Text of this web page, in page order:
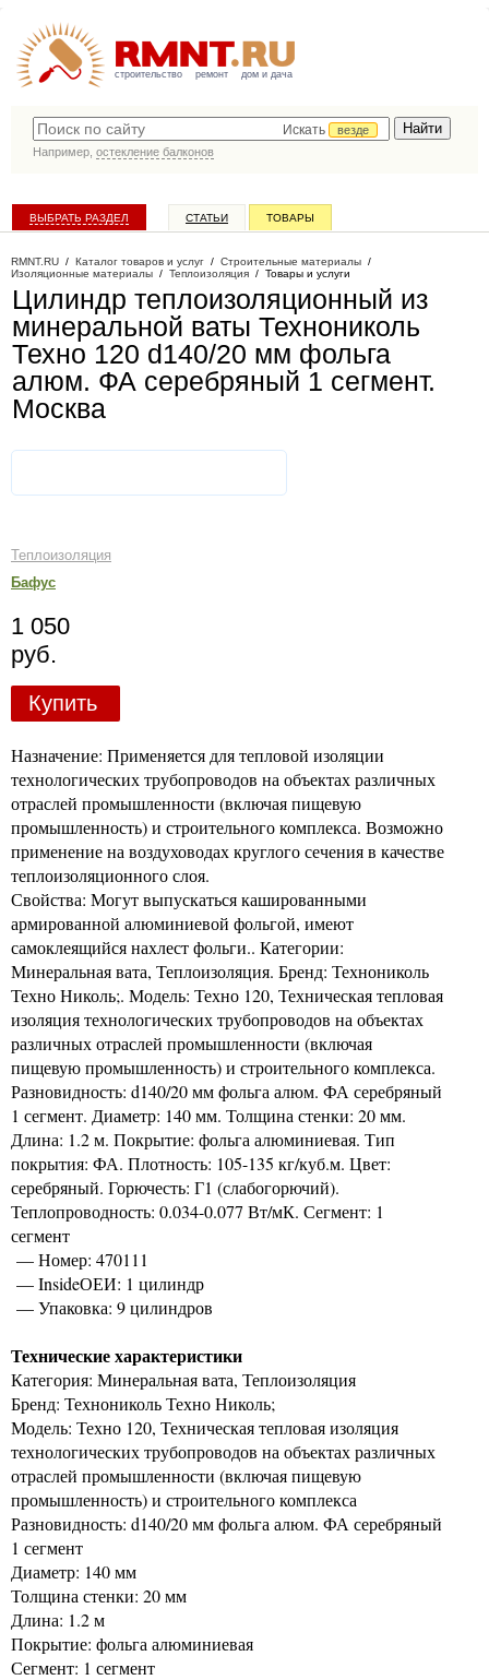
строительство ремонт дом и дача
Искать
везде
Например, остекление балконов
ВЫБРАТЬ РАЗДЕЛ СТАТЬИ ТОВАРЫ
RMNT.RU / Каталог товаров и услуг / Строительные материалы /
Изоляционные материалы / Теплоизоляция / Товары и услуги
Цилиндр теплоизоляционный из
минеральной ваты Технониколь
Техно 120 d140/20 мм фольга
алюм. ФА серебряный 1 сегмент.
Москва
Теплоизоляция
Бафус
1 050
руб.
Купить
Назначение: Применяется для тепловой изоляции
технологических трубопроводов на объектах различных
отраслей промышленности (включая пищевую
промышленность) и строительного комплекса. Возможно
применение на воздуховодах круглого сечения в качестве
теплоизоляционного слоя.
Свойства: Могут выпускаться кашированными
армированной алюминиевой фольгой, имеют
самоклеящийся нахлест фольги.. Категории:
Минеральная вата, Теплоизоляция. Бренд: Технониколь
Техно Николь;. Модель: Техно 120, Техническая тепловая
изоляция технологических трубопроводов на объектах
различных отраслей промышленности (включая
пищевую промышленность) и строительного комплекса.
Разновидность: d140/20 мм фольга алюм. ФА серебряный
1 сегмент. Диаметр: 140 мм. Толщина стенки: 20 мм.
Длина: 1.2 м. Покрытие: фольга алюминиевая. Тип
покрытия: ФА. Плотность: 105-135 кг/куб.м. Цвет:
серебряный. Горючесть: Г1 (слабогорючий).
Теплопроводность: 0.034-0.077 Вт/мК. Сегмент: 1
сегмент
— Номер: 470111
— InsideОЕИ: 1 цилиндр
— Упаковка: 9 цилиндров
Технические характеристики
Категория: Минеральная вата, Теплоизоляция
Бренд: Технониколь Техно Николь;
Модель: Техно 120, Техническая тепловая изоляция
технологических трубопроводов на объектах различных
отраслей промышленности (включая пищевую
промышленность) и строительного комплекса
Разновидность: d140/20 мм фольга алюм. ФА серебряный
1 сегмент
Диаметр: 140 мм
Толщина стенки: 20 мм
Длина: 1.2 м
Покрытие: фольга алюминиевая
Сегмент: 1 сегмент